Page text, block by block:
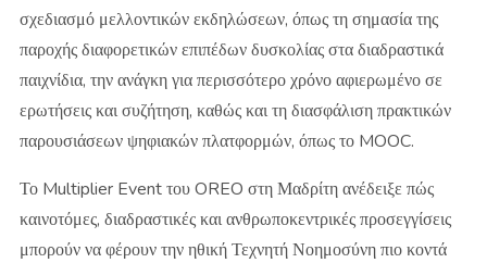
σχεδιασμό μελλοντικών εκδηλώσεων, όπως τη σημασία της
παροχής διαφορετικών επιπέδων δυσκολίας στα διαδραστικά
παιχνίδια, την ανάγκη για περισσότερο χρόνο αφιερωμένο σε
ερωτήσεις και συζήτηση, καθώς και τη διασφάλιση πρακτικών
παρουσιάσεων ψηφιακών πλατφορμών, όπως το MOOC.
Το Multiplier Event του OREO στη Μαδρίτη ανέδειξε πώς
καινοτόμες, διαδραστικές και ανθρωποκεντρικές προσεγγίσεις
μπορούν να φέρουν την ηθική Τεχνητή Νοημοσύνη πιο κοντά